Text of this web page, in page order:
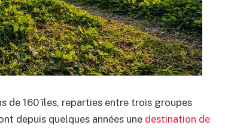
de 160 îles, reparties entre trois groupes
depuis quelques années une destination de